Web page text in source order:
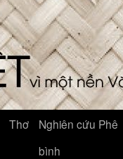
Thơ
Nghiên cứu Phê
bình